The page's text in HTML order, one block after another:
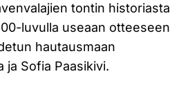
tontin historiasta
luvulla useaan otteeseen
hautausmaan
ja Sofia Paasikivi.